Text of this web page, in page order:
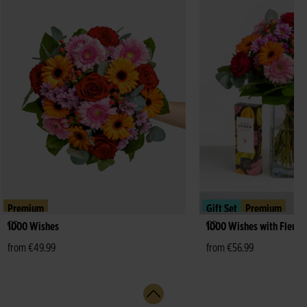
Premium
1000 Wishes
from €49.99
Gift Set
Premium
1000 Wishes with Fleur
from €56.99